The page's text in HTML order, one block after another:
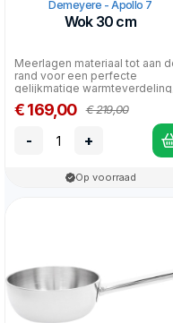
Demeyere - Apollo 7
Wok 30 cm
Meerlagen materiaal tot aan
rand voor een perfecte
gelijkmatige
€ 169,00 € 219,00
- +
Op voorraad